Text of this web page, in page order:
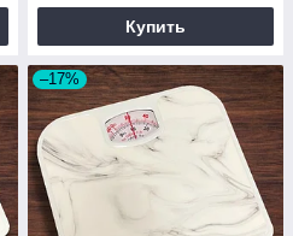
Купить
–17%